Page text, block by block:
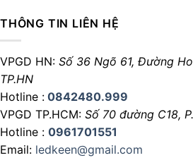
THÔNG TIN LIÊN HỆ
VPGD HN: Số 36 Ngõ 61, Đường
TP.HN
Hotline : 0842480.999
VPGD TP.HCM: Số 70 đường C18,
Hotline : 0961701551
Email: ledkeen@gmail.com